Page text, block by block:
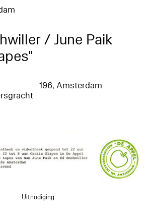
/ June Paik
196, Amsterdam
Uitnodiging